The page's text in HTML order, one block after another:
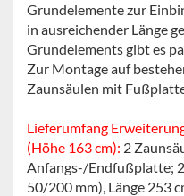
Grundelemente zur
in ausreichender Länge
Grundelements gibt es
Zur Montage auf
Zaunsäulen mit
Lieferumfang
(Höhe 163 cm): 2
Anfangs-/Endfußplatte;
50/200 mm), Länge 253